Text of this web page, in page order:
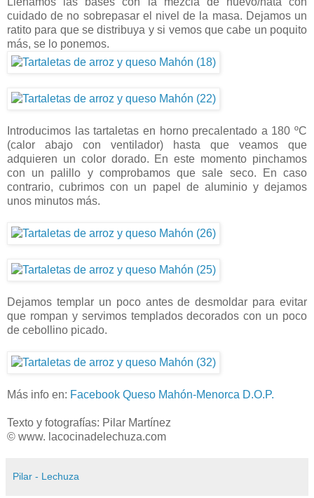
cuidado de no sobrepasar el nivel de la masa. Dejamos un
ratito para que se distribuya y si vemos que cabe un poquito
más, se lo ponemos.
Introducimos las tartaletas en horno precalentado a 180 ºC
(calor abajo con ventilador) hasta que veamos que
adquieren un color dorado. En este momento pinchamos
con un palillo y comprobamos que sale seco. En caso
contrario, cubrimos con un papel de aluminio y dejamos
unos minutos más.
Dejamos templar un poco antes de desmoldar para evitar
que rompan y servimos templados decorados con un poco
de cebollino picado.
Más info en: Facebook Queso Mahón-Menorca D.O.P.
Texto y fotografías: Pilar Martínez
© www. lacocinadelechuza.com
Pilar - Lechuza